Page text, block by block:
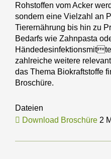
Rohstoffen vom Acker
sondern eine Vielzahl an
Tierernährung bis hin zu
Bedarfs wie Zahnpasta
zahlreiche weitere
das Thema Biokraftstoffe
Broschüre.
Dateien
Download Broschüre 2